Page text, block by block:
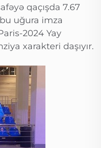
qaçışda 7.67
uğura imza
2024 Yay
xarakteri daşıyır.